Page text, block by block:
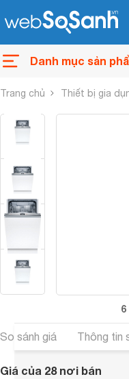
Danh mục sản
Trang chủ Thiết bị gia
6
So sánh giá Thông tin
Giá của 28 nơi bán